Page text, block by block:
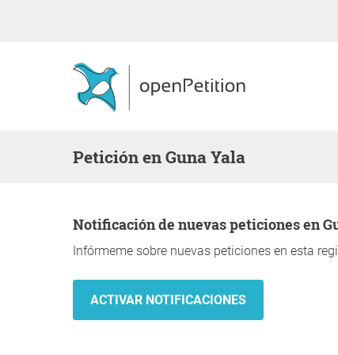
Petición en Guna Yala
Notificación de nuevas peticiones en
Infórmeme sobre nuevas peticiones en esta